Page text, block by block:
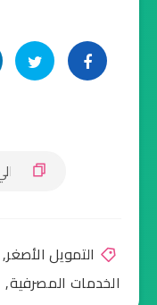
التمويل الأصغر,
الخدمات المصرفية,